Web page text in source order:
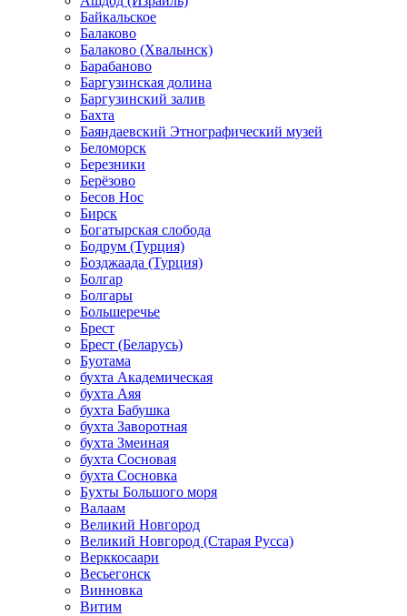
Байкальское
Балаково
Балаково (Хвалынск)
Барабаново
Баргузинская долина
Баргузинский залив
Бахта
Баяндаевский Этнографический музей
Беломорск
Березники
Берёзово
Бесов Нос
Бирск
Богатырская слобода
Бодрум (Турция)
Бозджаада (Турция)
Болгар
Болгары
Большеречье
Брест
Брест (Беларусь)
Буотама
бухта Академическая
бухта Аяя
бухта Бабушка
бухта Заворотная
бухта Змеиная
бухта Сосновая
бухта Сосновка
Бухты Большого моря
Валаам
Великий Новгород
Великий Новгород (Старая Русса)
Верккосаари
Весьегонск
Винновка
Витим